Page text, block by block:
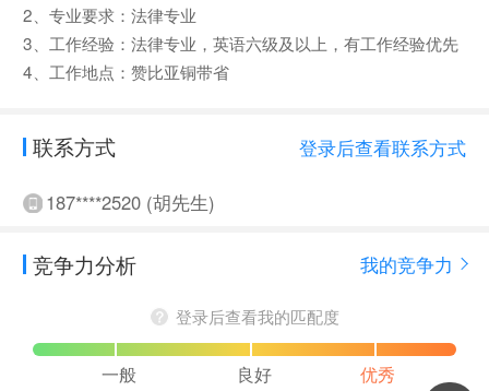
2、专业要求：法律专业
3、工作经验：法律专业，英语六级及以上，有工作经验优先
4、工作地点：赞比亚铜带省
联系方式 登录后查看联系方式
187****2520 (胡先生)
竞争力分析 我的竞争力
登录后查看我的匹配度
一般 良好 优秀